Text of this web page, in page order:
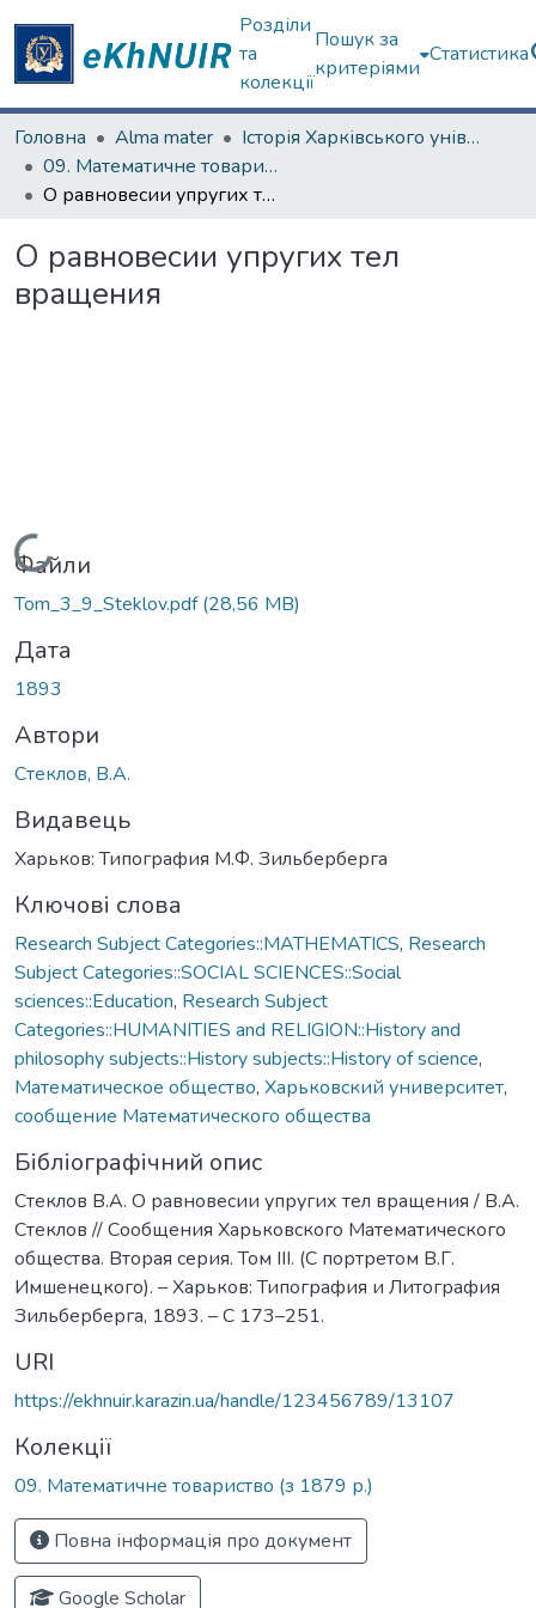
Розділи
та
колекції
Пошук за
критеріями
Статистика
Головна Alma mater
Історія Харківського університету
09. Математичне товариство (з 1879 р.)
О равновесии упругих тел вращения
О равновесии упругих тел
вращения
Вантажиться...
Файли
Tom_3_9_Steklov.pdf(28,56 MB)
Дата
1893
Автори
Стеклов, В.А.
Видавець
Харьков: Типография М.Ф. Зильберберга
Ключові слова
Research Subject Categories::MATHEMATICS, Research
Subject Categories::SOCIAL SCIENCES::Social
sciences::Education, Research Subject
Categories::HUMANITIES and RELIGION::History and
philosophy subjects::History subjects::History of science,
Математическое общество, Харьковский университет,
сообщение Математического общества
Бібліографічний опис
Стеклов В.А. О равновесии упругих тел вращения / В.А.
Стеклов // Сообщения Харьковского Математического
общества. Вторая серия. Том ІIІ. (С портретом В.Г.
Имшенецкого). – Харьков: Типография и Литография
Зильберберга, 1893. – С 173–251.
URI
https://ekhnuir.karazin.ua/handle/123456789/13107
Колекції
09. Математичне товариство (з 1879 р.)
Повна інформація про документ
Google Scholar